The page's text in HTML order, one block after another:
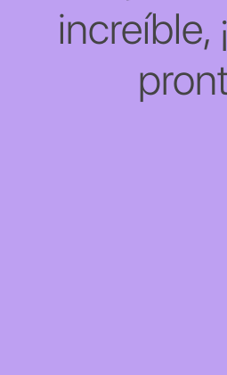
increíble,